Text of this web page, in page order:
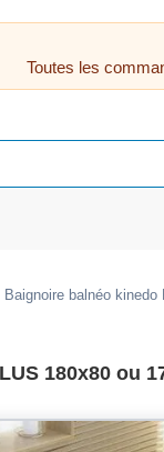
Toutes les
Baignoire balnéo
180x80 ou